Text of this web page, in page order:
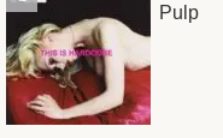
Pulp